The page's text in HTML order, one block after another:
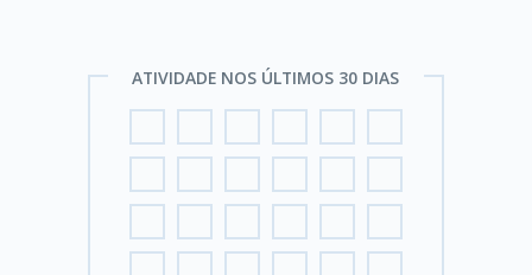
ATIVIDADE NOS ÚLTIMOS 30 DIAS